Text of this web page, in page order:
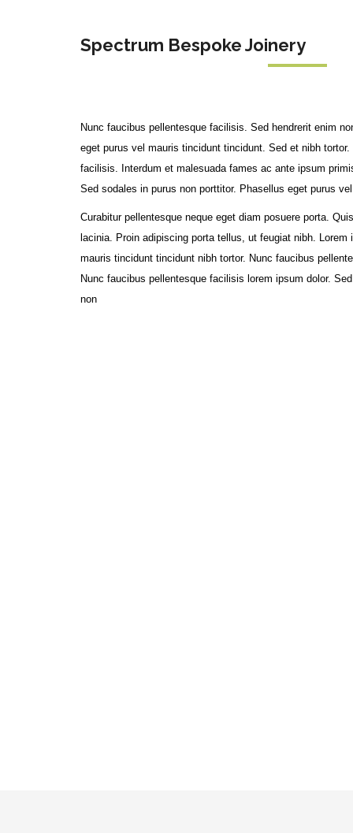
Spectrum Bespoke Joinery
Nunc faucibus pellentesque facilisis. Sed hendrerit enim
eget purus vel mauris tincidunt tincidunt. Sed et nibh
facilisis. Interdum et malesuada fames ac ante ipsum
Sed sodales in purus non porttitor. Phasellus eget purus
Curabitur pellentesque neque eget diam posuere porta.
lacinia. Proin adipiscing porta tellus, ut feugiat nibh.
mauris tincidunt tincidunt nibh tortor. Nunc faucibus
Nunc faucibus pellentesque facilisis lorem ipsum dolor.
non